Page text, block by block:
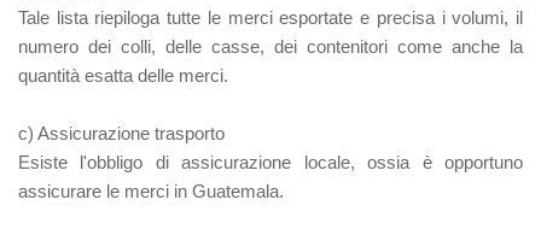
Tale lista riepiloga tutte le merci esportate e precisa i volumi, il
numero dei colli, delle casse, dei contenitori come anche la
quantità esatta delle merci.
c) Assicurazione trasporto
Esiste l'obbligo di assicurazione locale, ossia è opportuno
assicurare le merci in Guatemala.